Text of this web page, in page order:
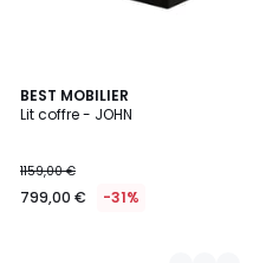
BEST MOBILIER
Lit coffre - JOHN
1159,00 €
799,00 € -31%
8
Couleurs